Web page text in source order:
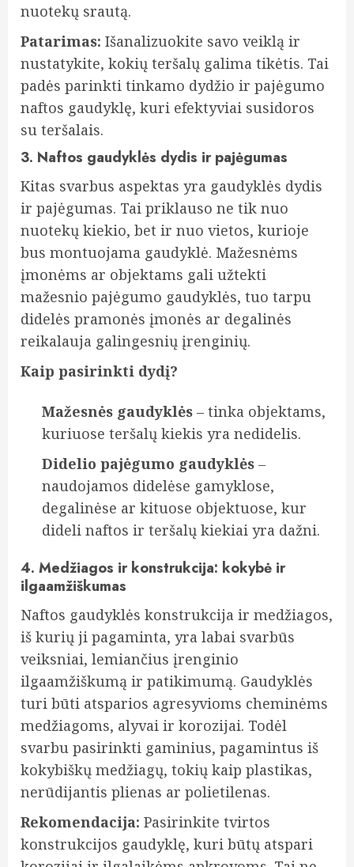
nuotekų srautą.
Patarimas: Išanalizuokite savo veiklą ir
nustatykite, kokių teršalų galima tikėtis. Tai
padės parinkti tinkamo dydžio ir pajėgumo
naftos gaudyklę, kuri efektyviai susidoros
su teršalais.
3. Naftos gaudyklės dydis ir pajėgumas
Kitas svarbus aspektas yra gaudyklės dydis
ir pajėgumas. Tai priklauso ne tik nuo
nuotekų kiekio, bet ir nuo vietos, kurioje
bus montuojama gaudyklė. Mažesnėms
įmonėms ar objektams gali užtekti
mažesnio pajėgumo gaudyklės, tuo tarpu
didelės pramonės įmonės ar degalinės
reikalauja galingesnių įrenginių.
Kaip pasirinkti dydį?
Mažesnės gaudyklės – tinka objektams,
kuriuose teršalų kiekis yra nedidelis.
Didelio pajėgumo gaudyklės –
naudojamos didelėse gamyklose,
degalinėse ar kituose objektuose, kur
dideli naftos ir teršalų kiekiai yra dažni.
4. Medžiagos ir konstrukcija: kokybė ir
ilgaamžiškumas
Naftos gaudyklės konstrukcija ir medžiagos,
iš kurių ji pagaminta, yra labai svarbūs
veiksniai, lemiančius įrenginio
ilgaamžiškumą ir patikimumą. Gaudyklės
turi būti atsparios agresyvioms cheminėms
medžiagoms, alyvai ir korozijai. Todėl
svarbu pasirinkti gaminius, pagamintus iš
kokybiškų medžiagų, tokių kaip plastikas,
nerūdijantis plienas ar polietilenas.
Rekomendacija: Pasirinkite tvirtos
konstrukcijos gaudyklę, kuri būtų atspari